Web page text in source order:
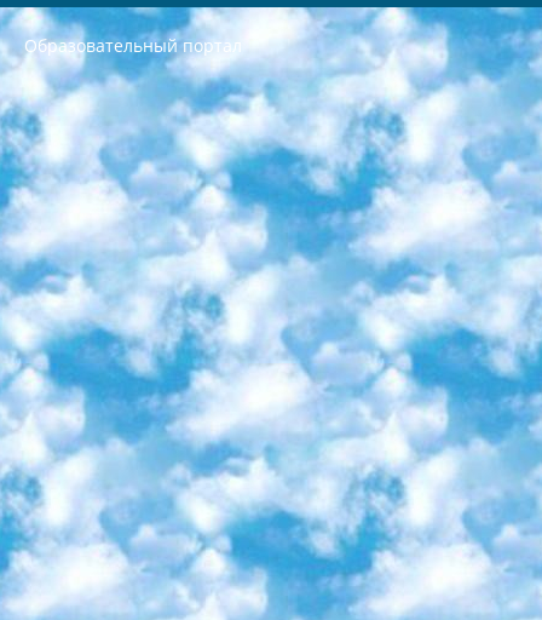
Образовательный портал
РЕСПУБЛИКА УЗБЕКИСТАН МИНИСТРЕРСТВО ДОШКОЛЬНОГО И ШКОЛЬНОГО ОБРАЗОВАНИЯ КОМАНДА в общеобразовательных учреждениях в 2023-2024 учебном году организация и проведение итоговой государственной аттестации обучающихся о Министра дошкольного и школьного образования Республики Узбекистан от 4 марта 2008 года (постановлением Минюста от 20 марта 2008 года № 1778 государственной регистрации) «Итоговое состояние учащихся общего среднего образования на основании положения об утверждении положения об аттестации общего среднего образования выпускной экзамен студентов в образовательных учреждениях в 2023-2024 учебном году В целях организации и прохождения аттестации приказываю: 1. Следующее: перечень предметов, по которым будет проводиться итоговая государственная аттестация и экзамен формы перевода согласно приложению 1; сертификаты международного образца, оценивающие уровень владения иностранными языками перечень согласно приложению 2; 2. Педагогический при специализированных образовательных учреждениях. научно-практический центр квалификации и международной оценки (Д.Давидова) 2024 г. До 25 марта: задания по предметам, по которым будет проводиться итоговая аттестация разработка и утверждение технических условий; итоговая аттестация на основании разработанного предметного задания разработка вопросов по предметам (устно и письменно), экзамен передача; общеобразовательные средние школы и специальные учебные заведения учащиеся выпускных классов школ и интернатов в агентской системе подготовка базы данных экзаменационных материалов и критериев оценки; перевод базы экзаменационных материалов на все языки обучения подать в Республиканский образовательный центр для изготовления; варианты экзаменов на основе разработанных контрольных материалов пусть будут поставлены задачи формирования. 3. Республиканский образовательный центр (Ш.Худайкулов) до 5 апреля 2024 года. до: база данных предоставленных экзаменационных материалов на все языки обучения перевод и экспертиза; для слепых, слабовидящих, глухих, слабослышащих и умственно отсталых детей учащиеся выпускных классов специализированных школ и школ-интернатов база данных экзаменационных материалов на всех преподаваемых языках подготовка критериев оценки; специализированные школы для умственно отсталых детей и технологии для учащихся выпускных классов школ-интернатов разработка соответствующих рекомендаций и критериев проведения ЕГЭ по естествознанию давать задания. 4. Педагогический при специализированных образовательных учреждениях. Научно-практический центр навыков и международной оценки (Д.Давидова), Республика образовательный центр (Худайкулов Ш.) итоговый государственный аттестационный экзамен ориентирован на творческое и логическое мышление при подготовке базы материалов учитывать введение заданий. 5. Следует отметить, что: сертификат государственного образца о знании общеобразовательного предмета и как минимум национальный уровень B1 по предметам на иностранных языках, указанным в Приложении 2. или международно признанный сертификат эквивалентного уровня студенты, изучающие определенный предмет, освобождаются от экзамена; по соответствующим предметам запланирована итоговая государственная аттестация за день до дня, путем жеребьевки Рабочей группой (в письменной форме по предметам, проводимым в форме) из числа сформированных вариантов выбрано 2 варианта; 2 выбранных варианта экзамена анонсированы на официальном сайте министерства и все выпускники по всей стране на основе этих вариантов проводит итоговую государственную аттестацию. 6. Государственное образование учащихся средних общеобразовательных учреждений. знания в соответствии с квалификационными требованиями, которые необходимо приобрести на основании стандартов итоговый (выпускной) контроль для 9 и 11 классов в целях тестирования Экзамены (далее – экзамены) состоят из предметов, перечисленных в приложении 1. будет сделано. 7. Экзамены пройдут с 26 мая по 15 июня 2024 г. (кроме науки физического воспитания). 8. Физическая для учащихся 9 классов общесредних образовательных учреждений. Экзамены по предмету «Образование, квалификация медицина» 1-6 мая 2024 года. сотрудники перевести под присмотр (с отклонениями в физическом или умственном развитии) специализированная школа для детей, школы-интернаты и со сколиозом школы-интернаты санаторного типа для больных детей исключены). 9. Он был слепым, слабовидящим и имел нарушения опорно-двигательного аппарата. экзамены в специализированных школах и интернатах для детей должны проводиться исходя из требований, предъявляемых к общеобразовательным учреждениям (физкультура кроме науки). 10. Специализированная школа для глухих и слабослышащих детей. и экзамены в интернатах и быть реализован в виде письменного теста по математике. 11. Специальность для умственно отсталых детей. Для 9 класса Родной язык и литературное письмо Государственный язык (язык обучения – узбекский). для неклассов) написано Математическое письмо Письменная/устная история Узбекистана Физическое воспитание практично Итоговый контроль Для 11 класса Написание родного языка и литературы (эссе) Математическое письмо Узбекский язык (обучение на узбекском языке) не посещающее общее среднее образование для учреждений)/Образовательное учреждение выбор письменный и устный Иностранный язык письменный/устный Письменная/устная история Узбекистана *По выбору студента:  Химия  Физика  Основы государственного права  География 10 бесплатных образовательных ресурсов - Мы составили подборку онлайн-проектов с интерактивными упражнениями, видеолекциями и статьями. Они помогут вам обрести новые и освежить старые знания бесплатно. 1. «ИНТУИТ» Старейшая образовательная площадка Рунета. Здесь вы найдёте сотни текстовых и видеокурсов на десятки различных тем — от программирования до психологии. Многие курсы подготовлены российскими университетами и крупными международными компаниями вроде Intel и Microsoft. Самостоятельное обучение бесплатное, но желающие могут оплатить услуги персональных наставников. 2. «Смартия» знакомит с актуальными профессиями и подсказывает, как им обучаться. Выбрав заинтересовавшую вас специальность — SMM-специалист, фотограф, веб-дизайнер или другую, — увидите список необходимых для неё умений. Чтобы вы могли освоить их самостоятельно, для каждого умения площадка отображает подборку ссылок на учебные материалы. Хотя «Смартия» ориентируется на русскоязычную аудиторию, часть контента всё же доступна только на английском. 3. «Лекторий Физтеха» Проект Московского физико-технического института (Физтеха). С его помощью вы можете смотреть онлайн серии лекций, записанные на видео в этом вузе. В числе доступных предметов — физика, биология, химия, информационные технологии и другие. К некоторым лекциям администрация ресурса прилагает готовые конспекты, которые можно скачивать в PDF-формате. 4. ITMOcourses Онлайн-площадка Санкт-Петербургского национального исследовательского университета информационных технологий, механики и оптики (ИТМО). Ресурс предоставляет свободный доступ к курсам, разработанным в этом вузе. Каталог материалов разбит на четыре категории: «Оптические системы и технологии», «Приборостроение и робототехника», «Информационные технологии» и «Биотехнологии». Курсы состоят из видеолекций, интерактивных демонстраций и заданий. 5. «КиберЛенинка» Электронная научная библиотека открытого доступа. Каталог площадки регулярно обрастает текстами статей из различных научных изданий. Сгруппированные по журналам и рубрикам публикации можно читать онлайн или скачивать целиком в PDF-формате. Проект нацелен на популяризацию науки за счёт открытого доступа к качественной информации. 6. «ПостНаука» На этом ресурсе публикуют подборки видеолекций, составленные экспертами из разных отраслей и объединённые общими темами. Среди них, к примеру, есть серии «Биоинформатика и геномика», «Культура средневековой Скандинавии» и Cinema Studies о теории кино. Каждая подборка лекций — логически связанная история, рассказанная экспертом от первого лица. Кроме того, на сайте появляются научно-образовательные статьи и тесты на разные темы. 7. «Newочём» Команда проекта «Newочём» отбирает самые интересные тексты из англоязычных СМИ и переводит те из них, за которые голосуют участники сообщества «ВКонтакте». По большей части это научно-популярные статьи. Редакторы придумывают лишь заголовки, в остальном содержание переводов соответствует оригиналам. Полные тексты можно читать прямо в социальной сети. 8. InternetUrok Онлайн-база материалов по основным дисциплинам школьной программы. Информация на сайте структурирована по классам, предметам и темам (урокам). Каждый урок состоит из видеолекций и конспектов. Есть также интерактивные тренажёры и тесты для закрепления пройденного материала. Даже если вы давно окончили школу, возможность повторить программу старших классов всегда может пригодиться. 9. Edutainme Ещё один ресурс об образовании. В отличие от Newtonew, как мне кажется, Edutainme больше ориентируется на представителей индустрии: педагогов, предпринимателей, разработчиков образовательных проектов. Но и любой, кто просто стремится к саморазвитию, найдёт на сайте много полезного и интересного для себя. Например, информацию о новых курсах и образовательных сервисах. 10. Newtonew Онлайн-медиа об образовании и обучении в широком смысле. Авторы Newtonew пишут об инструментах, заведениях, тактиках и стратегиях, которые помогают учить других и получать новые знания самостоятельно. На этой площадке вы найдёте новости, обзоры, аналитические мат